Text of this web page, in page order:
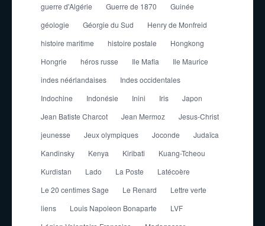
guerre d'Algérie
Guerre de 1870
Guinée
géologie
Géorgie du Sud
Henry de Monfreid
histoire maritime
histoire postale
Hongkong
Hongrie
héros russe Ile Mafia
Ile Maurice
indes néérlandaises
Indes occidentales
Indochine
Indonésie Inini Iris
Japon
Jean Batiste Charcot
Jean Mermoz
Jesus-Christ
jeunesse
Jeux olympiques Joconde
Judaïca
Kandinsky
Kenya Kiribati
Kuang-Tcheou
Kurdistan
Lado La Poste
Latécoère
Le 20 centimes Sage
Le Renard
Lettre verte
liens
Louis Napoleon Bonaparte
LVF